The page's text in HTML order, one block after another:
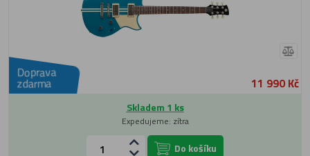
Doprava
zdarma 11 990 Kč
Skladem 1 ks
Expedujeme: zítra
Do košíku